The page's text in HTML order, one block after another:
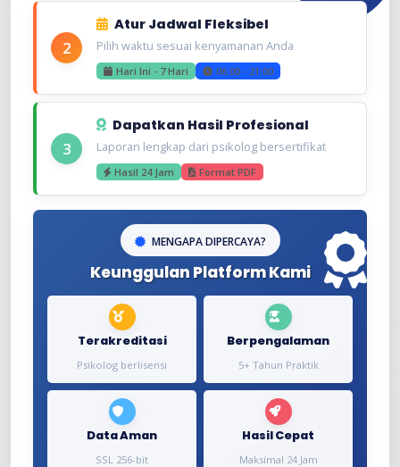
2
Atur Jadwal Fleksibel
Pilih waktu sesuai kenyamanan Anda
Hari Ini - 7 Hari 06:00 - 21:00
3
Dapatkan Hasil Profesional
Laporan lengkap dari psikolog bersertifikat
Hasil 24 Jam Format PDF
MENGAPA DIPERCAYA?
Keunggulan Platform Kami
Terakreditasi
Psikolog berlisensi
Berpengalaman
5+ Tahun Praktik
Data Aman
SSL 256-bit
Hasil Cepat
Maksimal 24 Jam